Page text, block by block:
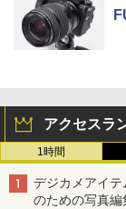
アクセスラ
1時間
デジカメアイテ
のための写真